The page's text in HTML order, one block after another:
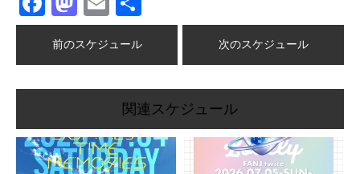
有
前のスケジュール 次のスケジュール
関連スケジュール